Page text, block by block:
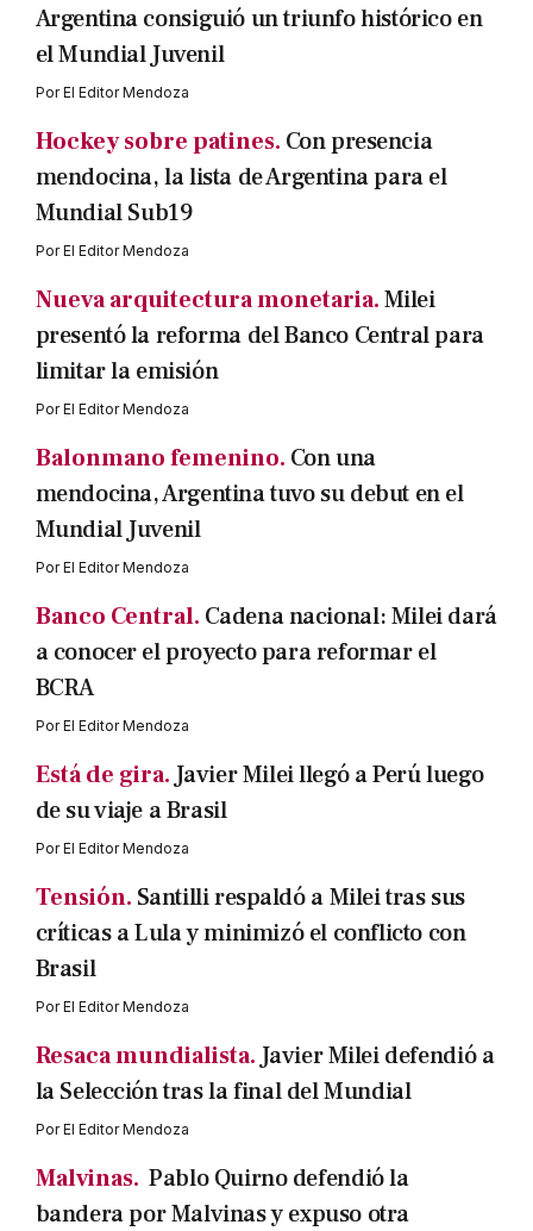
Argentina consiguió un triunfo histórico en
el Mundial Juvenil
PorEl Editor Mendoza
Hockey sobre patines. Con presencia
mendocina, la lista de Argentina para el
Mundial Sub19
PorEl Editor Mendoza
Nueva arquitectura monetaria.Milei
presentó la reforma del Banco Central para
limitar la emisión
PorEl Editor Mendoza
Balonmano femenino. Con una
mendocina, Argentina tuvo su debut en el
Mundial Juvenil
PorEl Editor Mendoza
Banco Central. Cadena nacional: Milei dará
a conocer el proyecto para reformar el
BCRA
PorEl Editor Mendoza
Está de gira. Javier Milei llegó a Perú luego
de su viaje a Brasil
PorEl Editor Mendoza
Tensión. Santilli respaldó a Milei tras sus
críticas a Lula y minimizó el conflicto con
Brasil
PorEl Editor Mendoza
Resaca mundialista. Javier Milei defendió a
la Selección tras la final del Mundial
PorEl Editor Mendoza
Malvinas. Pablo Quirno defendió la
bandera por Malvinas y expuso otra